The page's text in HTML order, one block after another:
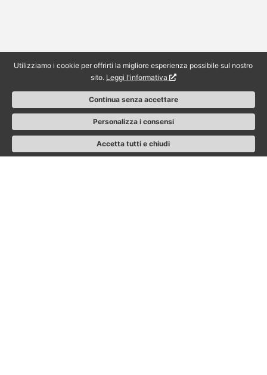
Utilizziamo i cookie per offrirti la migliore esperienza possibile sul nostro
sito. Leggi l'informativa
Continua senza accettare
Personalizza i consensi
Accetta tutti e chiudi